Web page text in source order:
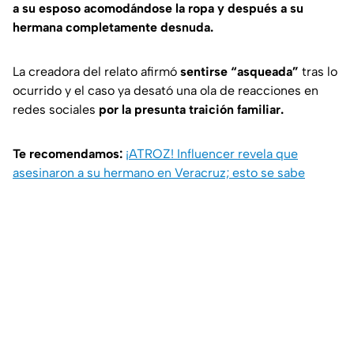
a su esposo acomodándose la ropa y después a su
hermana completamente desnuda.
La creadora del relato afirmó sentirse “asqueada” tras lo
ocurrido y el caso ya desató una ola de reacciones en
redes sociales por la presunta traición familiar.
Te recomendamos: ¡ATROZ! Influencer revela que
asesinaron a su hermano en Veracruz; esto se sabe